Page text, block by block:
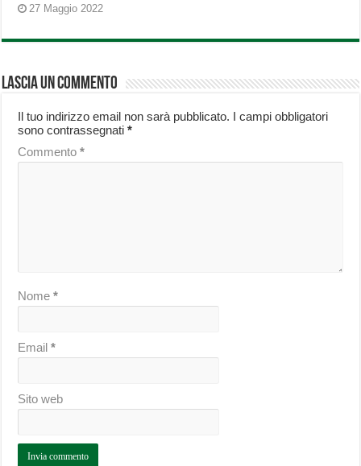
27 Maggio 2022
Lascia un commento
Il tuo indirizzo email non sarà pubblicato. I campi obbligatori
sono contrassegnati*
Commento*
Nome*
Email*
Sito web